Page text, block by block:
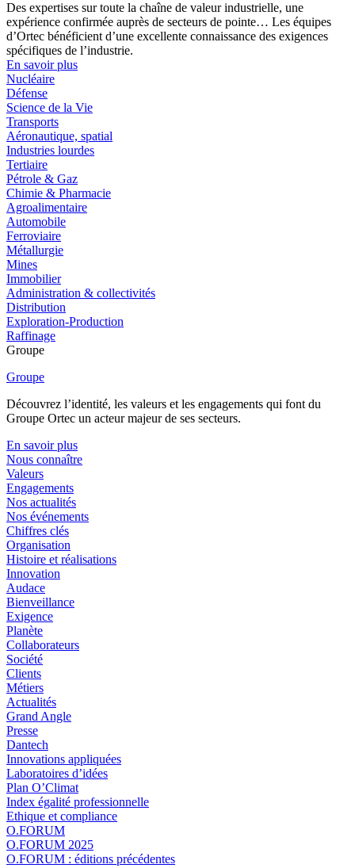
Des expertises sur toute la chaîne de valeur industrielle, une
expérience confirmée auprès de secteurs de pointe… Les équipes
d’Ortec bénéficient d’une excellente connaissance des exigences
spécifiques de l’industrie.
En savoir plus
Nucléaire
Défense
Science de la Vie
Transports
Aéronautique, spatial
Industries lourdes
Tertiaire
Pétrole & Gaz
Chimie & Pharmacie
Agroalimentaire
Automobile
Ferroviaire
Métallurgie
Mines
Immobilier
Administration & collectivités
Distribution
Exploration-Production
Raffinage
Groupe
Groupe
Découvrez l’identité, les valeurs et les engagements qui font du
Groupe Ortec un acteur majeur de ses secteurs.
En savoir plus
Nous connaître
Valeurs
Engagements
Nos actualités
Nos événements
Chiffres clés
Organisation
Histoire et réalisations
Innovation
Audace
Bienveillance
Exigence
Planète
Collaborateurs
Société
Clients
Métiers
Actualités
Grand Angle
Presse
Dantech
Innovations appliquées
Laboratoires d’idées
Plan O’Climat
Index égalité professionnelle
Ethique et compliance
O.FORUM
O.FORUM 2025
O.FORUM : éditions précédentes